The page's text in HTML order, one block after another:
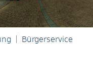
Bürgerservice